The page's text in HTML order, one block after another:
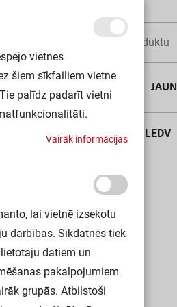
1500 31W/4000K GR IP66 LEDV
vietnes
šiem sīkfailiem vietne
palīdz padarīt vietni
Vairāk informācijas
lai vietnē izsekotu
darbības. Sīkdatnēs tiek
datiem un
pakalpojumiem
grupās. Atbilstoši